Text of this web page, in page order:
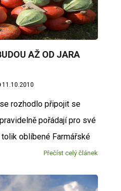
AŽ OD JARA
11.10.2010
rozhodlo připojit se
pořádají pro své
oblíbené Farmářské
Přečíst celý článek